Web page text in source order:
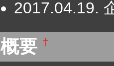
2017.04.19.
概要 †